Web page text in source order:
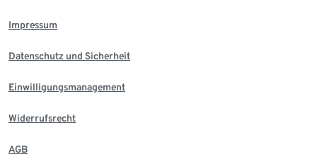
Impressum
Datenschutz und Sicherheit
Einwilligungsmanagement
Widerrufsrecht
AGB